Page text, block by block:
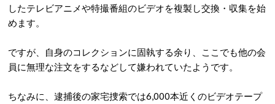
したテレビアニメや特撮番組のビデオを複製し交換・収集を始
めます。
ですが、自身のコレクションに固執する余り、ここでも他の会
員に無理な注文をするなどして嫌われていたようです。
ちなみに、逮捕後の家宅捜索では6,000本近くのビデオテープ